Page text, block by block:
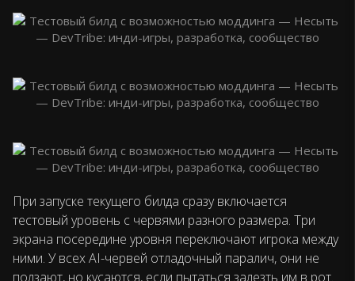
При запуске текущего билда сразу включается
тестовый уровень с червями разного размера. Три
экрана посередине уровня переключают игрока между
ними. У всех AI-червей отладочный паралич, они не
ползают, но кусаются, если пытаться залезть им в рот.